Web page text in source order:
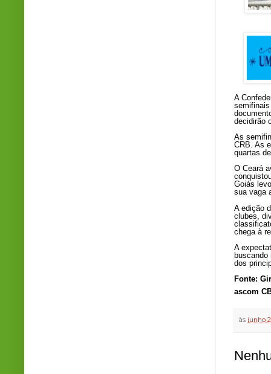
A
decidirão
As
CRB. As
quartas
O Ceará
Goiás
sua vaga
A edição
clubes,
chega à
A
dos
Fonte:
ascom
às junho